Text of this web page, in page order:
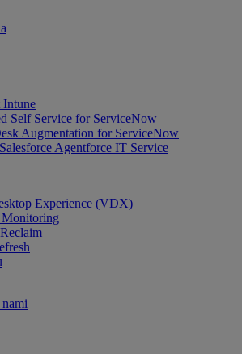
Self Service for ServiceNow
Augmentation for ServiceNow
Agentforce IT Service
Experience (VDX)